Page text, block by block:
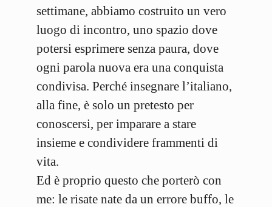
settimane, abbiamo costruito un vero
luogo di incontro, uno spazio dove
potersi esprimere senza paura, dove
ogni parola nuova era una conquista
condivisa. Perché insegnare l’italiano,
alla fine, è solo un pretesto per
conoscersi, per imparare a stare
insieme e condividere frammenti di
vita.
Ed è proprio questo che porterò con
me: le risate nate da un errore buffo, le